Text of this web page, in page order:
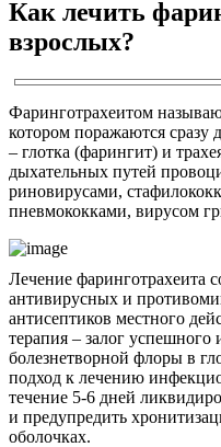
Как лечить
взрослых?
Фаринготрахеитом
котором поражаются сразу
– глотка (фарингит) и
дыхательных путей
риновирусами,
пневмококками, вирусом
Лечение фаринготрахеита
антивирусных и
антисептиков местного
терапия – залог
болезнетворной флоры в
подход к лечению
течение 5-6 дней
и предупредить
оболочках.